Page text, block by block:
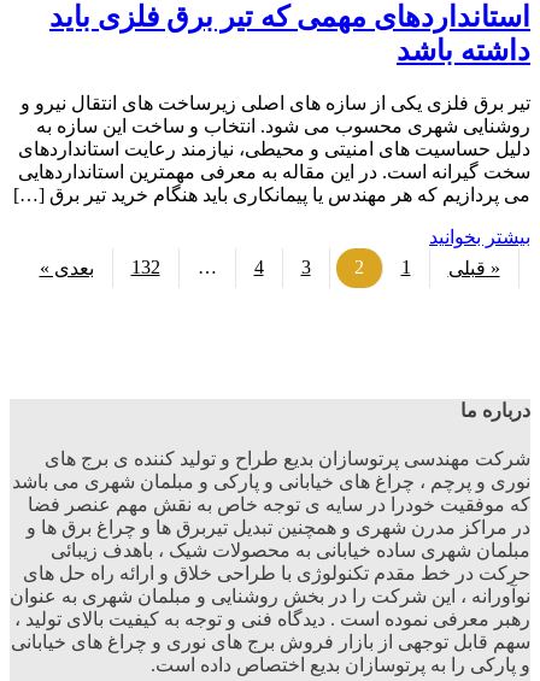
استانداردهای مهمی که تیر برق فلزی باید
داشته باشد
تیر برق فلزی یکی از سازه های اصلی زیرساخت ‌های انتقال نیرو و
روشنایی شهری محسوب می ‌شود. انتخاب و ساخت این سازه به
دلیل حساسیت‌ های امنیتی و محیطی، نیازمند رعایت استانداردهای
سخت‌ گیرانه است. در این مقاله به معرفی مهمترین استانداردهایی
می‌ پردازیم که هر مهندس یا پیمانکاری باید هنگام خرید تیر برق […]
بیشتر بخوانید
« قبلی
1
2
3
4
…
132 بعدی »
درباره ما
شرکت مهندسی پرتوسازان بدیع طراح و تولید کننده ی برج های
نوری و پرچم ، چراغ های خیابانی و پارکی و مبلمان شهری می باشد
که موفقیت خودرا در سایه ی توجه خاص به نقش مهم عنصر فضا
در مراکز مدرن شهری و همچنین تبدیل تیربرق ها و چراغ برق ها و
مبلمان شهری ساده خیابانی به محصولات شیک ، باهدف زیبائی
حرکت در خط مقدم تکنولوژی با طراحی خلاق و ارائه راه حل های
نوآورانه ، این شرکت را در بخش روشنایی و مبلمان شهری به عنوان
رهبر معرفی نموده است . دیدگاه فنی و توجه به کیفیت بالای تولید ،
سهم قابل توجهی از بازار فروش برج های نوری و چراغ های خیابانی
و پارکی را به پرتوسازان بدیع اختصاص داده است.